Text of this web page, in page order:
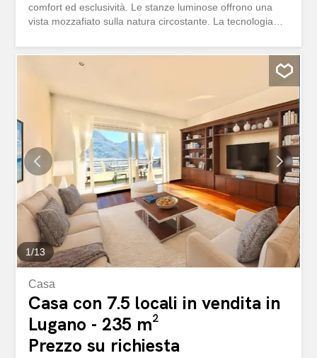
comfort ed esclusività. Le stanze luminose offrono una
vista mozzafiato sulla natura circostante. La tecnologia
unica. Ristrutturata nel 2020, la villa è in condizioni
eccellenti. Situata in una posizione centrale e ricercata,
inclusa la stazione ferroviaria e Via Nassa. La proprietà è
pronta per essere abitata, con riscaldamento a radiatori
per un piacevole tepore nelle giornate fredde. Design
moderno e ambienti luminosi Cucina completamente
attrezzata Numerose camere da letto e bagni 6 posti auto
esterni e 3 in garage Vicinanza a negozi, scuole e
trasporti Ottime condizioni dopo la ristrutturazione del
2020 Ambiente affascinante e invitante Finiture di alto
livello Posizione centrale con ottimi collegamenti pubblici
Accessibile con sedia a rotelle...
1/13
Casa
Casa con 7.5 locali in vendita in
Lugano - 235 m²
Prezzo su richiesta